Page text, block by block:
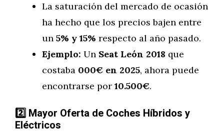
La saturación del mercado de ocasión
ha hecho que los precios bajen entre
un 5% y 15% respecto al año pasado.
Ejemplo: Un Seat León 2018 que
costaba 000€ en 2025, ahora puede
encontrarse por 10.500€.
2️ Mayor Oferta de Coches Híbridos y
Eléctricos